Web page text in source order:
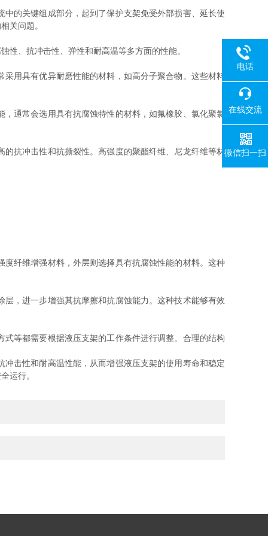
的关键组成部分，起到了保护支架免受外部损害、延长使
关问题。
性、抗冲击性、弹性和耐高温等多方面的性能。
具有优异耐磨性能的材料，如高分子聚合物。这些材料
常会选用具有抗腐蚀特性的材料，如氟橡胶、氯化聚氯
抗冲击性和抗撕裂性。高强度的聚酯纤维、尼龙纤维等材
纤维增强材料，外层则选择具有抗腐蚀性能的材料。这种
，进一步增强其抗摩擦和抗腐蚀能力。这种技术能够有效
等都需要根据液压支架的工作条件进行调整。合理的结构
击性和耐高温性能，从而增强液压支架的使用寿命和稳定
运行。
电话
在线交流
微信扫一扫